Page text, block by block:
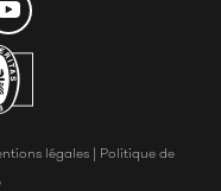
légales | Politique de